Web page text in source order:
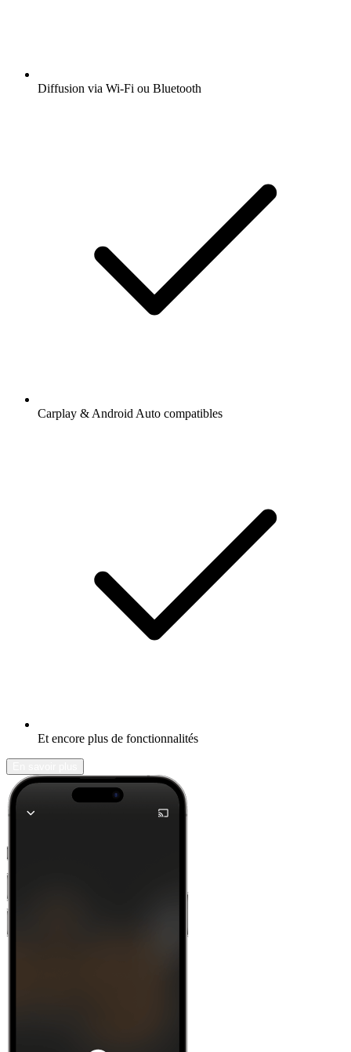
Diffusion via Wi-Fi ou Bluetooth
Carplay & Android Auto compatibles
Et encore plus de fonctionnalités